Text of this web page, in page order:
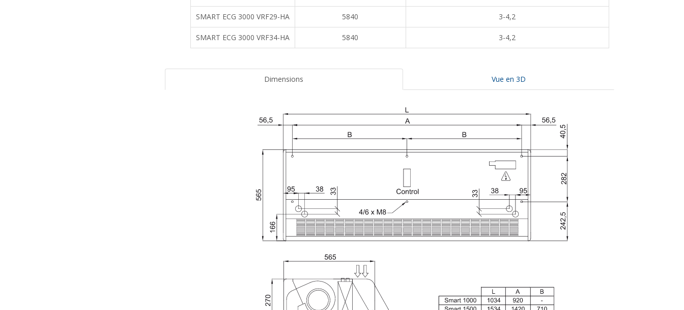
SMART ECG 3000 VRF29-HA 5840 3-4,2
SMART ECG 3000 VRF34-HA 5840 3-4,2
Dimensions Vue en 3D